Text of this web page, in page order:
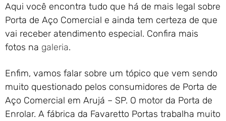
Aqui você encontra tudo que há de mais legal sobre
Porta de Aço Comercial e ainda tem certeza de que
vai receber atendimento especial. Confira mais
fotos na galeria.
Enfim, vamos falar sobre um tópico que vem sendo
muito questionado pelos consumidores de Porta de
Aço Comercial em Arujá – SP. O motor da Porta de
Enrolar. A fábrica da Favaretto Portas trabalha muito